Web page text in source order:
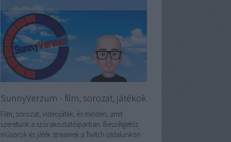
SunnyVerzum - film, sorozat, játékok
Film, sorozat, videojáték, és minden, amit
szeretünk a szórakoztatóiparban. Beszélgetős
műsorok és játék streamek a Twitch oldalunkon